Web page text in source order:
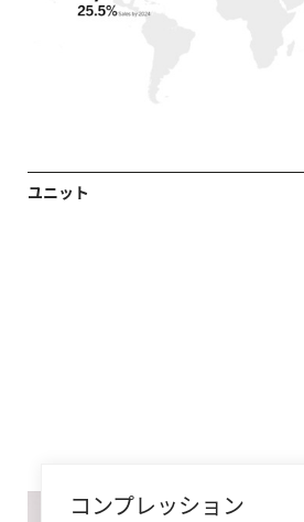
ユニット
コンプレッション